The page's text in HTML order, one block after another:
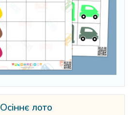
Осіннє лото